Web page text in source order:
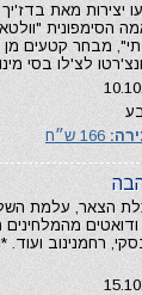
יצירות מאת בדז'יך
הסימפונית
מבחר קטעים מן
לצ'לו בסי מינור,
כלת הצאר, עלמת
ודואטים
רחמנינוב